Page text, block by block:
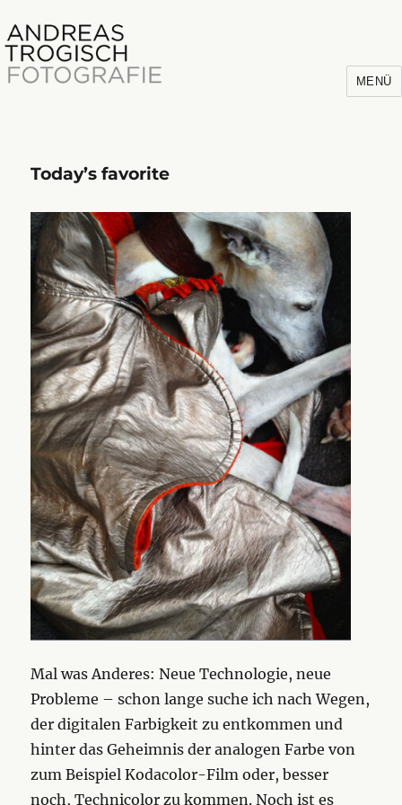
Andreas Trogisch
MENÜ
Today’s favorite
Mal was Anderes: Neue Technologie, neue
Probleme – schon lange suche ich nach Wegen,
der digitalen Farbigkeit zu entkommen und
hinter das Geheimnis der analogen Farbe von
zum Beispiel Kodacolor-Film oder, besser
noch, Technicolor zu kommen. Noch ist es